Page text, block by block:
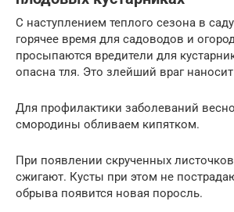
С наступлением теплого сезона в
горячее время для садоводов и
просыпаются вредители для
опасна тля. Это злейший враг
Для профилактики заболеваний
смородины обливаем кипятком.
При появлении скрученных
сжигают. Кусты при этом не
обрыва появится новая поросль.